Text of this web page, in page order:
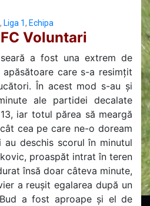
, Liga 1, Echipa
FC Voluntari
a fost una extrem de
care s-a resimțit
În acest mod s-au și
ale partidei decalate
iar totul părea să meargă
cea pe care ne-o doream
deschis scorul în minutul
proaspăt intrat în teren
însă doar câteva minute,
a reușit egalarea după un
a fost aproape și el de